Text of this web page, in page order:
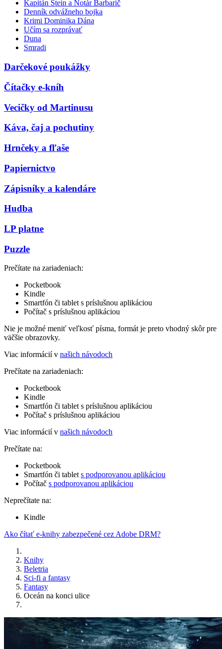
Kapitán Stein a Notár Barbarič
Denník odvážneho bojka
Krimi Dominika Dána
Učím sa rozprávať
Duna
Smradi
Darčekové poukážky
Čítačky e-kníh
Vecičky od Martinusu
Káva, čaj a pochutiny
Hrnčeky a fľaše
Papiernictvo
Zápisníky a kalendáre
Hudba
LP platne
Puzzle
Prečítate na zariadeniach:
Pocketbook
Kindle
Smartfón či tablet s príslušnou aplikáciou
Počítač s príslušnou aplikáciou
Nie je možné meniť veľkosť písma, formát je preto vhodný skôr pre
väčšie obrazovky.
Viac informácií v našich návodoch
Prečítate na zariadeniach:
Pocketbook
Kindle
Smartfón či tablet s príslušnou aplikáciou
Počítač s príslušnou aplikáciou
Viac informácií v našich návodoch
Prečítate na:
Pocketbook
Smartfón či tablet s podporovanou aplikáciou
Počítač s podporovanou aplikáciou
Neprečítate na:
Kindle
Ako čítať e-knihy zabezpečené cez Adobe DRM?
Knihy
Beletria
Sci-fi a fantasy
Fantasy
Oceán na konci ulice